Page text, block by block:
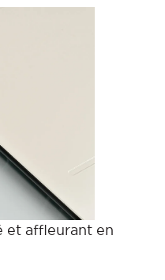
et affleurant en